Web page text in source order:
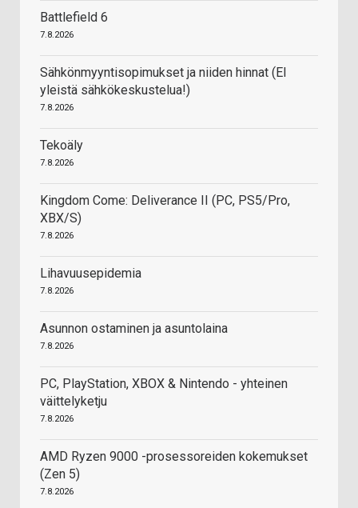
Battlefield 6
7.8.2026
Sähkönmyyntisopimukset ja niiden hinnat (EI
yleistä sähkökeskustelua!)
7.8.2026
Tekoäly
7.8.2026
Kingdom Come: Deliverance II (PC, PS5/Pro,
XBX/S)
7.8.2026
Lihavuusepidemia
7.8.2026
Asunnon ostaminen ja asuntolaina
7.8.2026
PC, PlayStation, XBOX & Nintendo - yhteinen
väittelyketju
7.8.2026
AMD Ryzen 9000 -prosessoreiden kokemukset
(Zen 5)
7.8.2026